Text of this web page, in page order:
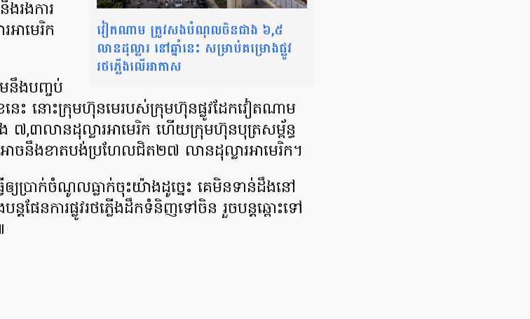
វៀតណាម ត្រូវសងបំណុលចិនជាង ៦,៥
លានដុល្លារ នៅឆ្នាំនេះ សម្រាប់គម្រោងផ្លូវ
រថភ្លើងលើអាកាស
រង​ការ​
ាមេរិក
នឹងបញ្ចប់​
េះ នោះ​ក្រុមហ៊ុន​មេ​របស់​ក្រុមហ៊ុន​ផ្លូវដែកវៀតណាម
៧,៣លាន​ដុល្លារអាមេរិក ហើយ​ក្រុមហ៊ុន​បុត្រសម្ព័ន្ធ​
នឹង​ខាតបង់​ប្រហែល​ជិត​២៧ លាន​ដុល្លារអាមេរិក។
យប្រាក់ចំណូល​ធ្លាក់ចុះយ៉ាងដូច្នេះ គេមិនទាន់ដឹង​នៅ
ផែនការ​ផ្លូវរថភ្លើង​ដឹកទំនិញ​ទៅចិន រួចបន្ដឆ្ពោះទៅ